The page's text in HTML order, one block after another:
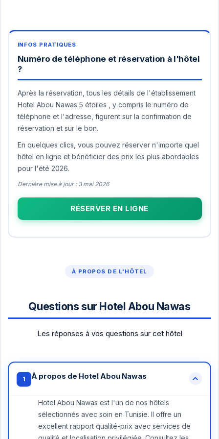
Numéro de téléphone et réservation à l'hôtel
?
Après la réservation, tous les détails de l'établissement
Hotel Abou Nawas 5 étoiles , y compris le numéro de
téléphone et l'adresse, figurent sur la confirmation de
réservation et sur le bon.
En quelques clics, vous pouvez réserver n'importe quel
hôtel en ligne et bénéficier des prix les plus abordables
pour l'été 2026.
Dernière mise à jour : 3 mai 2026
RÉSERVER EN LIGNE
À PROPOS DE L'HÔTEL
Questions sur Hotel Abou Nawas
Les réponses à vos questions sur cet hôtel
1 À propos de Hotel Abou Nawas
Hotel Abou Nawas est l'un de nos hôtels
sélectionnés avec soin en Tunisie. Il offre un
excellent rapport qualité-prix avec services de